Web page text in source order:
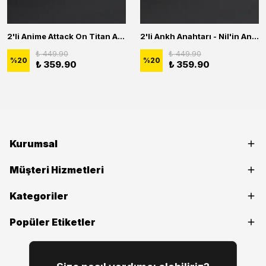
2'li Anime Attack On Titan Acrylic Maria Anime Naruto Erkek Kadın Kolye Seti
%20
₺ 449.90
₺ 359.90
2'li Ankh Anahtarı - Nil'in Anahtarı - Kuru Kafa Erkek Kadın Kolye Seti
%20
₺ 449.90
₺ 359.90
Kurumsal
Müşteri Hizmetleri
Kategoriler
Popüler Etiketler